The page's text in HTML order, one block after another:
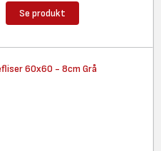
Se produkt
60x60 - 8cm Grå